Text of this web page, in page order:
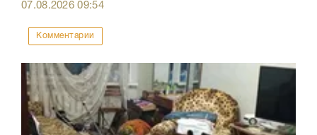
07.08.202609:54
Комментарии